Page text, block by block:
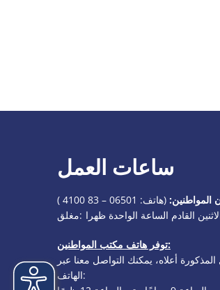
ساعات العمل
(هاتف:
)
لإخفاء أوقات الفتح أو الإغلاق الإضافية
مغلق: القادم الساعة الواحدة ظهرا
توفر هاتف مكتب المواطنين:
أعلاه، يمكنك التواصل معنا عبر
الهاتف: